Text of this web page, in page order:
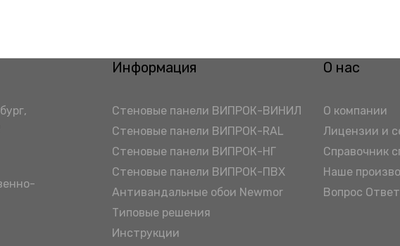
Информация
Стеновые панели ВИПРОК-ВИНИЛ
Стеновые панели ВИПРОК-RAL
Стеновые панели ВИПРОК-НГ
Стеновые панели ВИПРОК-ПВХ
Антивандальные обои Newmor
Типовые решения
Инструкции
О нас
О компании
Лицензии и
Справочник
Наше
Вопрос Ответ